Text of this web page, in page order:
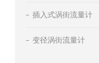
插入式涡街流量计
变径涡街流量计